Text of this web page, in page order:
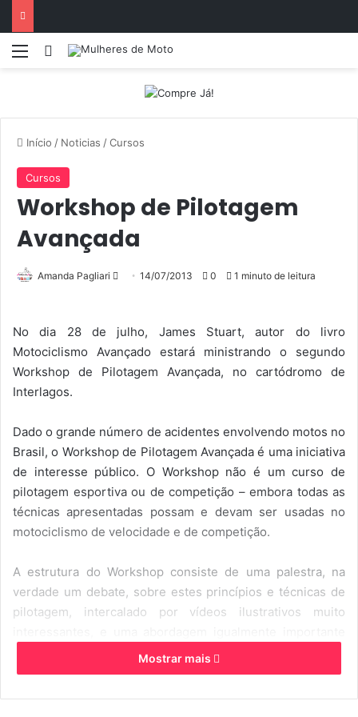
Menu Entrar
Início / Noticias /Cursos
Cursos
Workshop de Pilotagem
Avançada
Amanda Pagliari
d
e
u
-
m
a
i
14/07/2013 0 1 minuto de leitura
No dia 28 de julho, James Stuart, autor do livro
Motociclismo Avançado estará ministrando o segundo
Workshop de Pilotagem Avançada, no cartódromo de
Interlagos.
Dado o grande número de acidentes envolvendo motos no
Brasil, o Workshop de Pilotagem Avançada é uma iniciativa
de interesse público. O Workshop não é um curso de
pilotagem esportiva ou de competição – embora todas as
técnicas apresentadas possam e devam ser usadas no
motociclismo de velocidade e de competição.
A estrutura do Workshop consiste de uma palestra, na
verdade um debate, sobre estes princípios e técnicas de
pilotagem, intercalado por vídeos ilustrativos muito
sobre a manutenção das motos.
Mostrar mais